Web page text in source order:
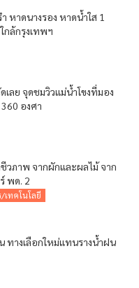
หาดนางรอง หาดน้ำใส 1
กล้กรุงเทพฯ
เลย จุดชมวิวแม่น้ำโขงที่มอง
องศา
วภาพ จากผักและผลไม้ จาก
พด. 2
เทคโนโลยี
ทางเลือกใหม่แทนรางน้ำฝน